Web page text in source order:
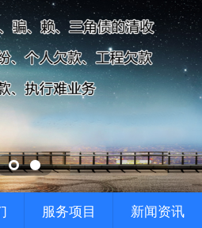
服务项目 新闻资讯